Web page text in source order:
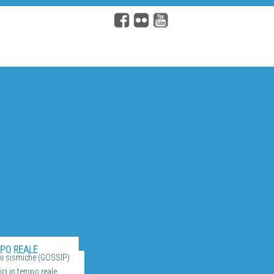
REALE
sismiche (GOSSIP)
in tempo reale